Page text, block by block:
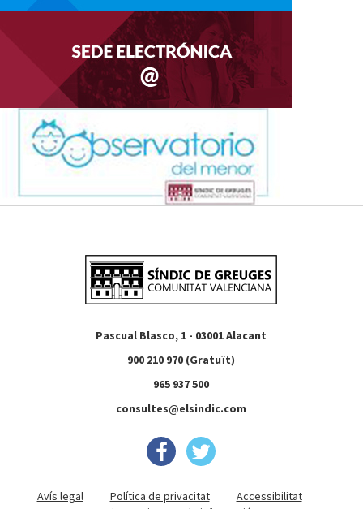
Pascual Blasco, 1 - 03001 Alacant
900 210 970 (Gratuït)
965 937 500
consultes@elsindic.com
Avís legal Política de privacitat
Accessibilitat